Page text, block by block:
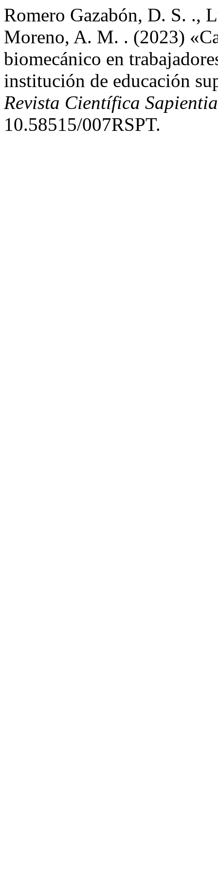
Romero Gazabón, D. S. .,
Moreno, A. M. . (2023)
biomecánico en
institución de educación
Revista Científica
10.58515/007RSPT.